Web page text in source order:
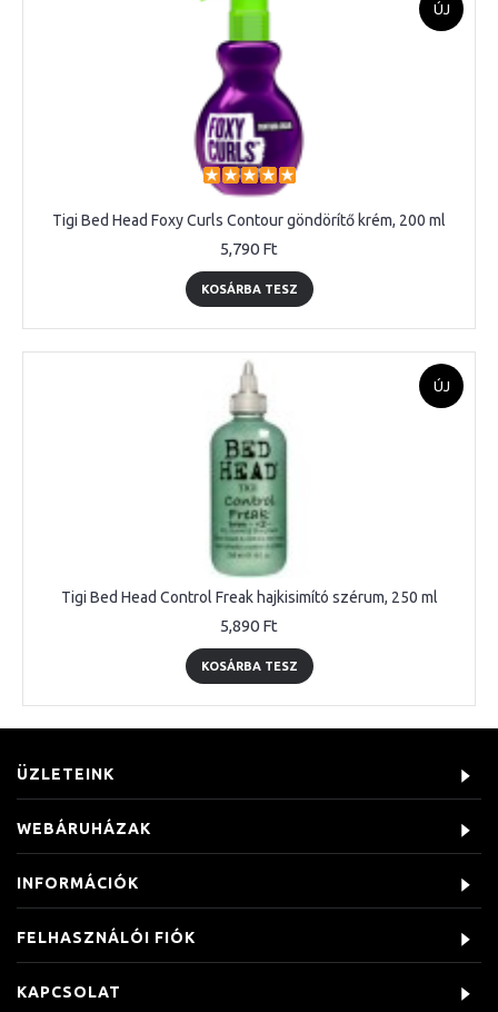
ÚJ
Tigi Bed Head Foxy Curls Contour göndörítő krém, 200 ml
5,790 Ft
KOSÁRBA TESZ
ÚJ
Tigi Bed Head Control Freak hajkisimító szérum, 250 ml
5,890 Ft
KOSÁRBA TESZ
ÜZLETEINK
WEBÁRUHÁZAK
INFORMÁCIÓK
FELHASZNÁLÓI FIÓK
KAPCSOLAT